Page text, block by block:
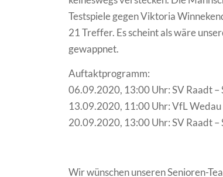
Testspiele gegen Viktoria
21 Treffer. Es scheint als wäre
gewappnet.
Auftaktprogramm:
06.09.2020, 13:00 Uhr: SV Raadt –
13.09.2020, 11:00 Uhr: VfL Wedau
20.09.2020, 13:00 Uhr: SV Raadt –
Wir wünschen unseren Senioren-